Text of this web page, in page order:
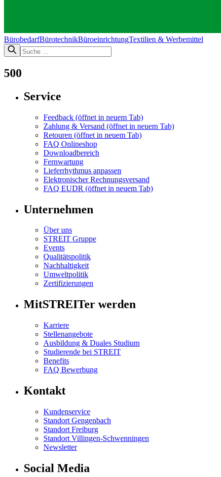
BürobedarfBürotechnik​BüroeinrichtungTextilien & Werbemittel
500
Service
Feedback (öffnet in neuem Tab)
Zahlung & Versand (öffnet in neuem Tab)
Retouren (öffnet in neuem Tab)
FAQ Onlineshop
Downloadbereich
Fernwartung
Lieferrhythmus anpassen
Elektronischer Rechnungsversand
FAQ EUDR (öffnet in neuem Tab)
Unternehmen
Über uns
STREIT Gruppe
Events
Qualitätspolitik
Nachhaltigkeit
Umweltpolitik
Zertifizierungen
MitSTREITer werden
Karriere
Stellenangebote
Ausbildung & Duales Studium
Studierende bei STREIT
Benefits
FAQ Bewerbung
Kontakt
Kundenservice
Standort Gengenbach
Standort Freiburg
Standort Villingen-Schwenningen
Newsletter
Social Media